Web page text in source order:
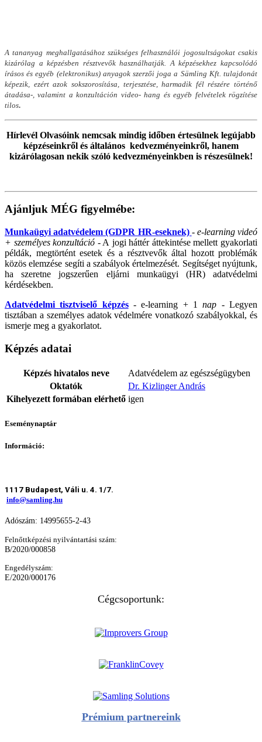
A tananyag meghallgatásához szükséges felhasználói jogosultságokat csakis
kizárólag a képzésben résztvevők használhatják. A képzésekhez kapcsolódó
írásos és egyéb (elektronikus) anyagok szerzői joga a Sämling Kft. tulajdonát
képezik, ezért azok sokszorosítása, terjesztése, harmadik fél részére történő
átadása-, valamint a konzultáción video- hang és egyéb felvételek rögzítése
tilos.
Hírlevél Olvasóink nemcsak mindig időben értesülnek legújabb
képzéseinkről és általános kedvezményeinkről, hanem
kizárólagosan nekik szóló kedvezményeinkben is részesülnek!
Ajánljuk MÉG figyelmébe:
Munkaügyi adatvédelem (GDPR HR-eseknek) - e-learning videó
+ személyes konzultáció - A jogi háttér áttekintése mellett gyakorlati
példák, megtörtént esetek és a résztvevők által hozott problémák
közös elemzése segíti a szabályok értelmezését. Segítséget nyújtunk,
ha szeretne jogszerűen eljárni munkaügyi (HR) adatvédelmi
kérdésekben.
Adatvédelmi tisztviselő képzés- e-learning + 1 nap - Legyen
tisztában a személyes adatok védelmére vonatkozó szabályokkal, és
ismerje meg a gyakorlatot.
Képzés adatai
Képzés hivatalos neve
Adatvédelem az egészségügyben
Oktatók
Dr. Kizlinger András
Kihelyezett formában elérhető igen
Eseménynaptár
Információ:
1117 Budapest, Váli u. 4. 1/7.
info@samling.hu
Adószám: 14995655-2-43
Felnőttképzési nyilvántartási szám:
B/2020/000858
Engedélyszám:
E/2020/000176
Cégcsoportunk:
Prémium partnereink